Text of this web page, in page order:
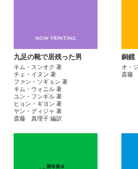
九足の靴で居残った男
キム・スンオク 著
チェ・イヌン 著
ファン・ソギョン 著
キム・ウォニル 著
ユン・フンギル 著
ヒョン・ギヨン 著
ヤン・グィジャ 著
斎藤 真理子 編訳
銅鏡
オ・
斎藤